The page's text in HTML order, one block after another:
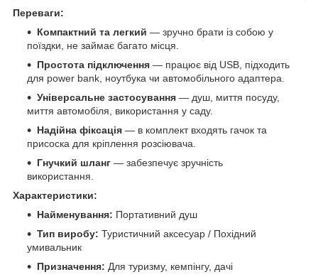
Переваги:
Компактний та легкий — зручно брати із собою у
поїздки, не займає багато місця.
Простота підключення — працює від USB, підходить
для power bank, ноутбука чи автомобільного адаптера.
Універсальне застосування — душ, миття посуду,
миття автомобіля, використання у саду.
Надійна фіксація — в комплект входять гачок та
присоска для кріплення розсіювача.
Гнучкий шланг — забезпечує зручність
використання.
Характеристики:
Найменування: Портативний душ
Тип виробу: Туристичний аксесуар / Похідний
умивальник
Призначення: Для туризму, кемпінгу, дачі